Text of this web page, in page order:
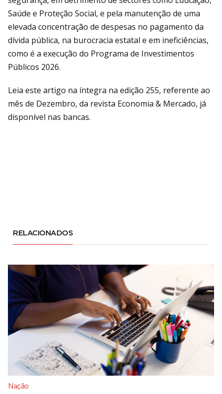
Saúde e Proteção Social, e pela manutenção de uma
elevada concentração de despesas no pagamento da
dívida pública, na burocracia estatal e em ineficiências,
como é a execução do Programa de Investimentos
Públicos 2026.
Leia este artigo na íntegra na edição 255, referente ao
mês de Dezembro, da revista Economia & Mercado, já
disponível nas bancas.
RELACIONADOS
Nação